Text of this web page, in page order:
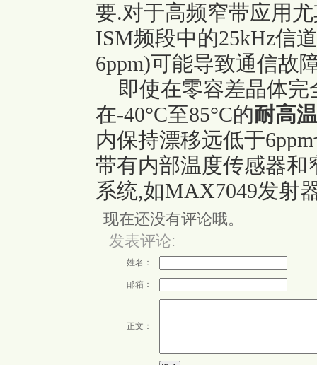
要.对于高频窄带应用
ISM频段中的25kHz信
6ppm)可能导致通信故
即使在零容差晶体完
在-40°C至85°C的耐高
内保持漂移远低于
带有内部温度传感器
系统,如MAX7049发射
现在还没有评论哦。
发表评论:
姓名：
邮箱：
正文：